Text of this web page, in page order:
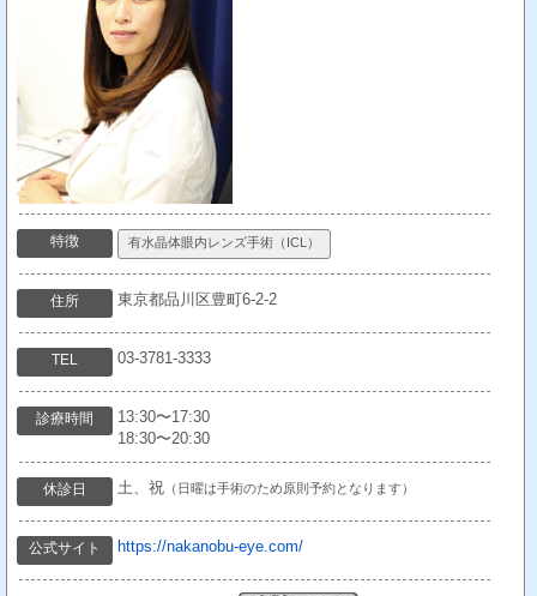
特徴 有水晶体眼内レンズ手術（ICL）
住所 東京都品川区豊町6-2-2
TEL 03-3781-3333
診療時間
13:30〜17:30
18:30〜20:30
休診日 土、祝 （日曜は手術のため原則予約となります）
公式サイト https://nakanobu-eye.com/